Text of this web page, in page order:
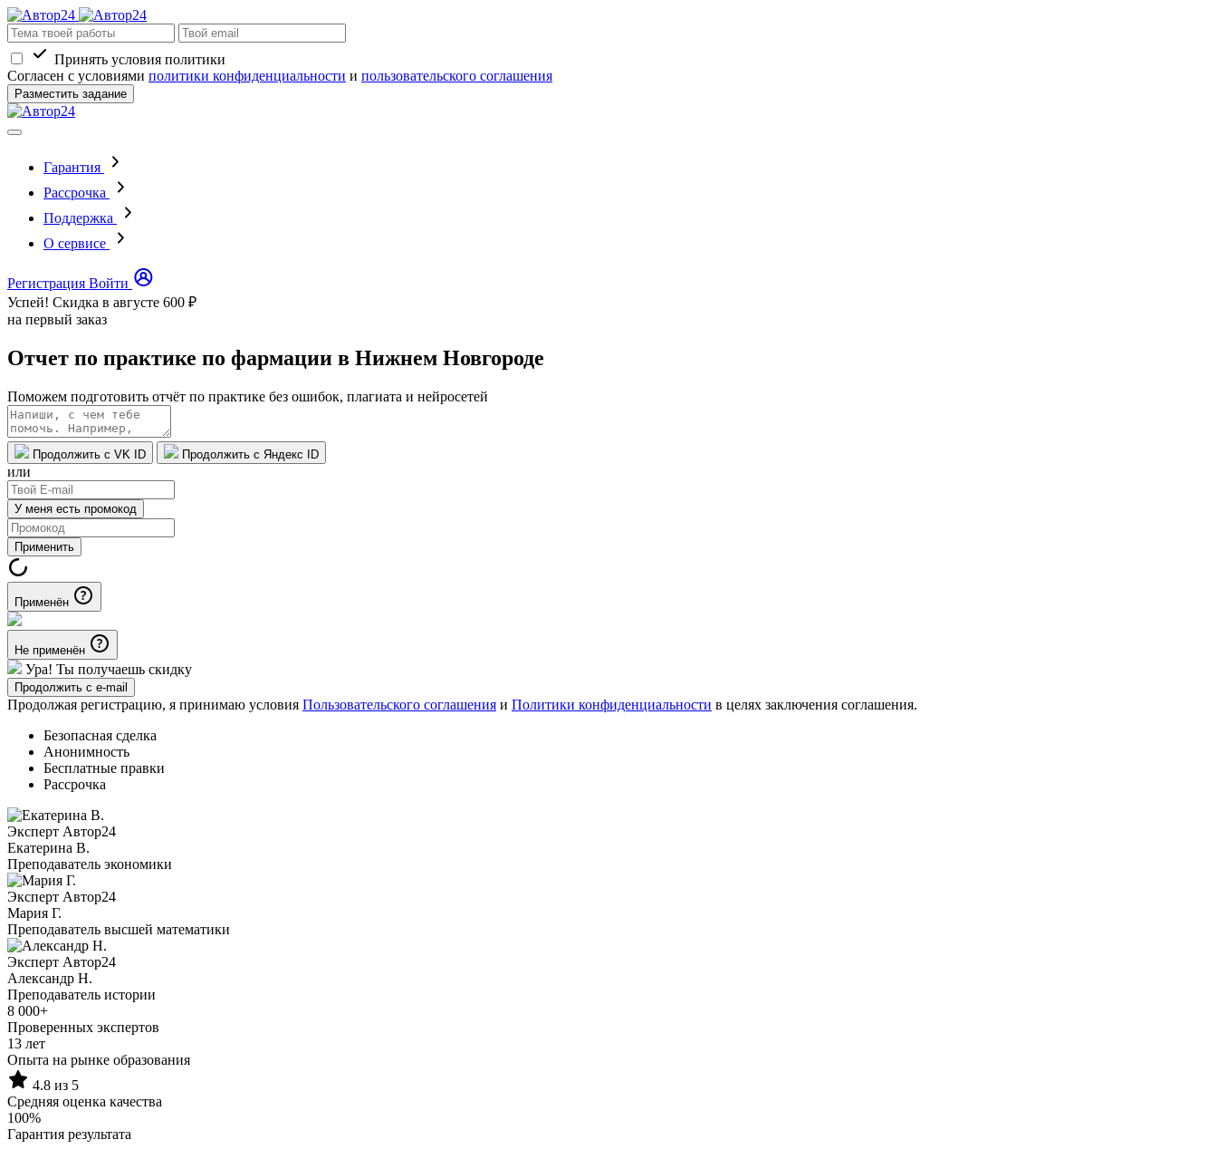
Принять условия политики
Согласен с условиями политики конфиденциальности и пользовательского соглашения
Разместить задание
Гарантия
Рассрочка
Поддержка
О сервисе
Регистрация Войти
Успей! Скидка в августе 600 ₽
на первый заказ
Отчет по практике по фармации в Нижнем Новгороде
Поможем подготовить отчёт по практике без ошибок, плагиата и нейросетей
Продолжить с VK ID Продолжить с Яндекс ID
или
У меня есть промокод
Применить
Применён
Не применён
Ура! Ты получаешь скидку
Продолжить с e-mail
Продолжая регистрацию, я принимаю условия Пользовательского соглашения и Политики конфиденциальности в целях заключения соглашения.
Безопасная сделка
Анонимность
Бесплатные правки
Рассрочка
Эксперт Автор24
Екатерина B.
Преподаватель экономики
Эксперт Автор24
Мария Г.
Преподаватель высшей математики
Эксперт Автор24
Александр Н.
Преподаватель истории
8 000+
Проверенных экспертов
13 лет
Опыта на рынке образования
4.8 из 5
Средняя оценка качества
100%
Гарантия результата